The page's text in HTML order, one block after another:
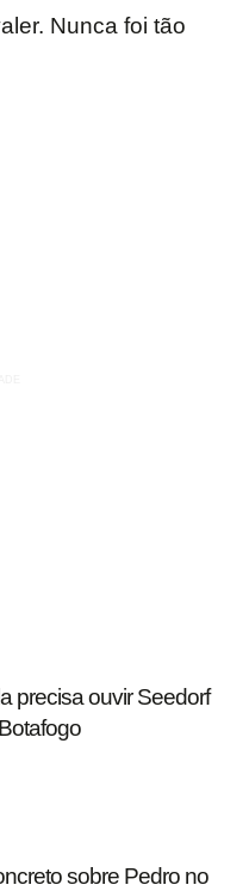
Nunca foi tão
precisa ouvir Seedorf
sobre Pedro no